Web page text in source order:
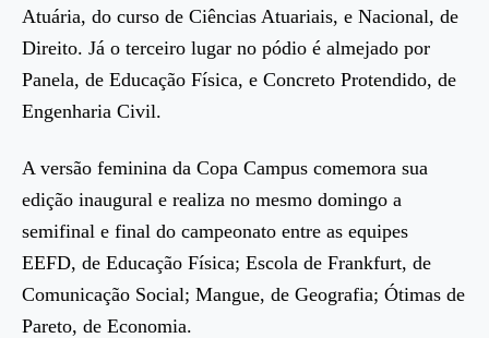
Atuária, do curso de Ciências Atuariais, e Nacional, de
Direito. Já o terceiro lugar no pódio é almejado por
Panela, de Educação Física, e Concreto Protendido, de
Engenharia Civil.
A versão feminina da Copa Campus comemora sua
edição inaugural e realiza no mesmo domingo a
semifinal e final do campeonato entre as equipes
EEFD, de Educação Física; Escola de Frankfurt, de
Comunicação Social; Mangue, de Geografia; Ótimas de
Pareto, de Economia.